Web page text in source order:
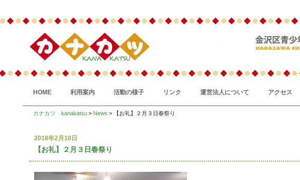
HOME 利用案内 活動の様子 リンク 運営法人について アクセス
カナカツ kanakatsu > News > 【お礼】２月３日春祭り
2018年2月10日
【お礼】２月３日春祭り